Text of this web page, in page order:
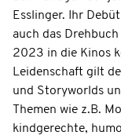
Esslinger. Ihr
auch das
2023 in die Kinos
Leidenschaft gilt
und Storyworlds
Themen wie z.B.
kindgerechte,